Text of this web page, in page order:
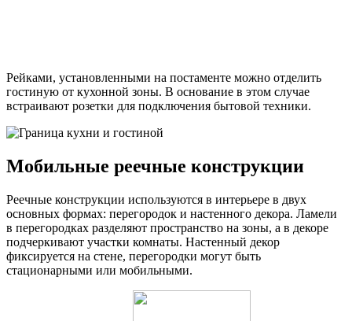
Рейками, установленными на постаменте можно отделить
гостиную от кухонной зоны. В основание в этом случае
встраивают розетки для подключения бытовой техники.
Мобильные реечные конструкции
Реечные конструкции используются в интерьере в двух
основных формах: перегородок и настенного декора. Ламели
в перегородках разделяют пространство на зоны, а в декоре
подчеркивают участки комнаты. Настенный декор
фиксируется на стене, перегородки могут быть
стационарными или мобильными.